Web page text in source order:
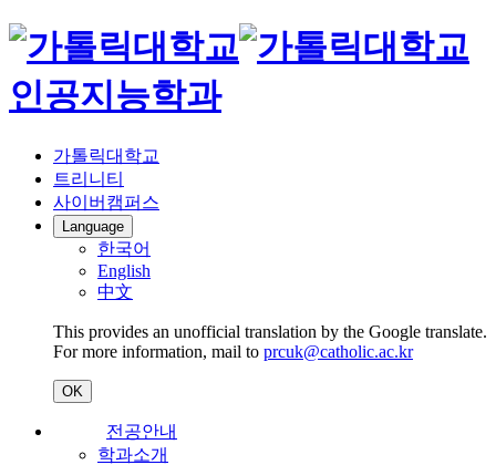
인공지능학과
가톨릭대학교
트리니티
사이버캠퍼스
Language
한국어
English
中文
This provides an unofficial translation by the Google translate.
For more information, mail to prcuk@catholic.ac.kr
OK
전공안내
학과소개